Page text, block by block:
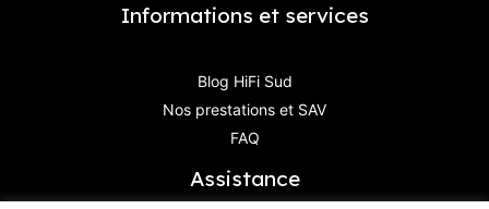
Informations et services
Blog HiFi Sud
Nos prestations et SAV
FAQ
Assistance